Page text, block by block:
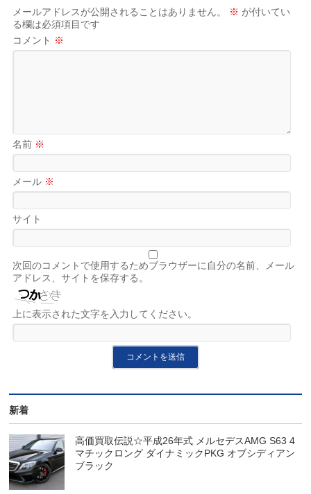
メールアドレスが公開されることはありません。 ※ が付いてい
る欄は必須項目です
コメント ※
名前 ※
メール ※
サイト
次回のコメントで使用するためブラウザーに自分の名前、メール
アドレス、サイトを保存する。
上に表示された文字を入力してください。
新着
高価買取伝説☆平成26年式 メルセデスAMG S63 4
マチックロング ダイナミックPKG オブシディアン
ブラック